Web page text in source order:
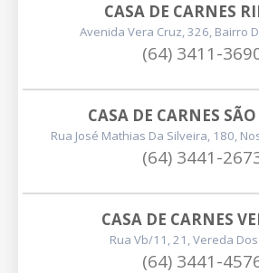
CASA DE CARNES
Avenida Vera Cruz, 326, Bairro
(64) 3411-
CASA DE CARNES
Rua José Mathias Da Silveira, 180,
(64) 3441-
CASA DE CARNES
Rua Vb/11, 21, Vereda
(64) 3441-